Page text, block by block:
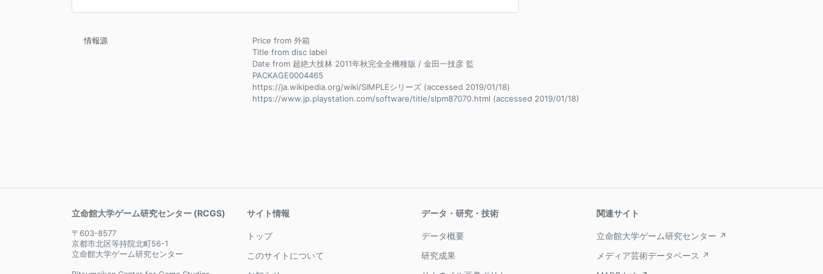
情報源
Price from 外箱
Title from disc label
Date from 超絶大技林 2011年秋完全全機種版 / 金田一技彦 監
PACKAGE0004465
https://ja.wikipedia.org/wiki/SIMPLEシリーズ (accessed 2019/01/18)
https://www.jp.playstation.com/software/title/slpm87070.html (accessed 2019/01/18)
立命館大学ゲーム研究センター (RCGS)
〒603-8577
京都市北区等持院北町56-1
立命館大学ゲーム研究センター
サイト情報
トップ
このサイトについて
データ・研究・技術
データ概要
研究成果
関連サイト
立命館大学ゲーム研究センター ↗
メディア芸術データベース ↗